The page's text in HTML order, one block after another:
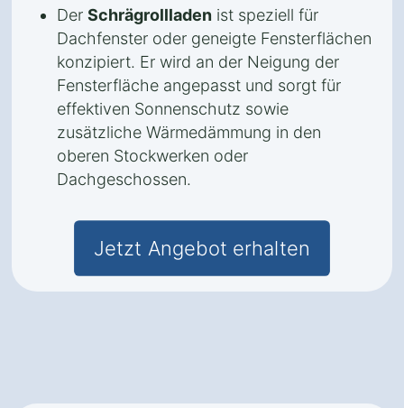
Der Schrägrollladen ist speziell für
Dachfenster oder geneigte Fensterflächen
konzipiert. Er wird an der Neigung der
Fensterfläche angepasst und sorgt für
effektiven Sonnenschutz sowie
zusätzliche Wärmedämmung in den
oberen Stockwerken oder
Dachgeschossen.
Jetzt Angebot erhalten